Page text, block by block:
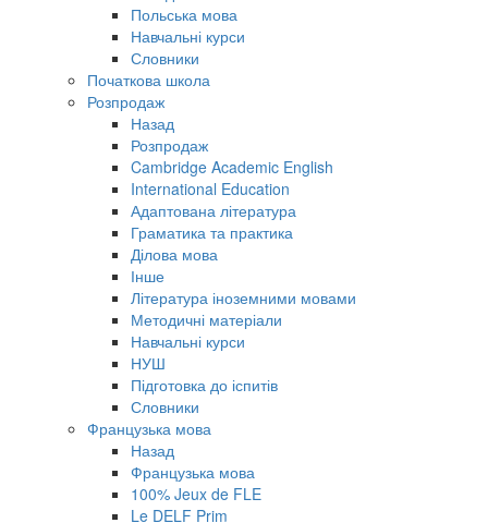
Польська мова
Навчальні курси
Словники
Початкова школа
Розпродаж
Назад
Розпродаж
Cambridge Academic English
International Education
Адаптована література
Граматика та практика
Ділова мова
Інше
Література іноземними мовами
Методичні матеріали
Навчальні курси
НУШ
Підготовка до іспитів
Словники
Французька мова
Назад
Французька мова
100% Jeux de FLE
Le DELF Prim